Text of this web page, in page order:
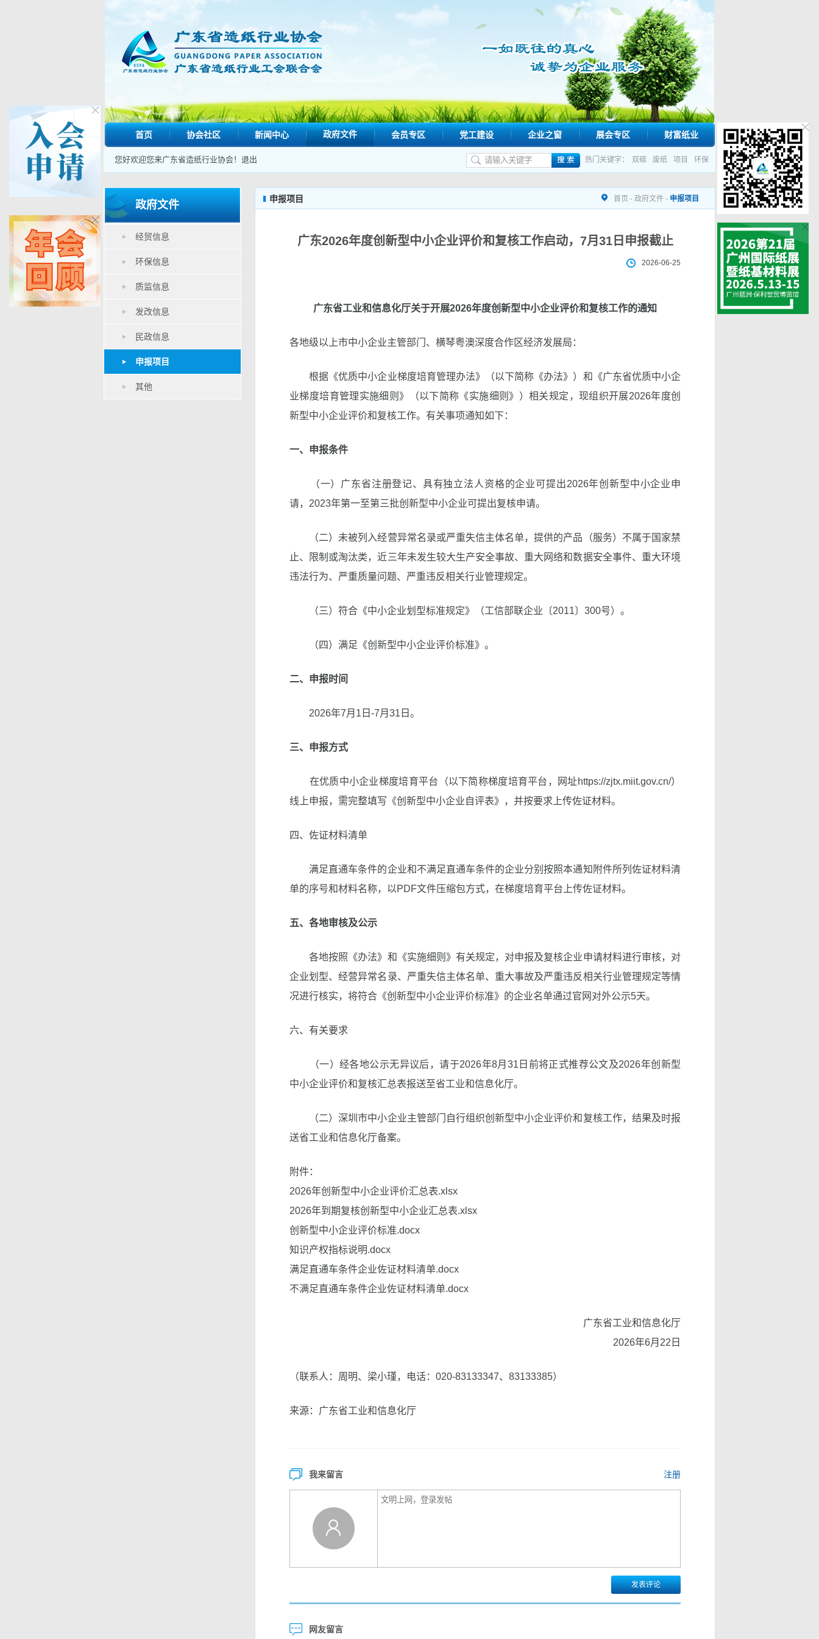
首页 协会社区 新闻中心 政府文件 会员专区 党工建设 企业之窗 展会专区 财富纸业
您好欢迎您来广东省造纸行业协会！ 退出 热门关键字： 双碳 废纸 项目 环保
政府文件
经贸信息
环保信息
质监信息
发改信息
民政信息
申报项目
其他
申报项目 首页 - 政府文件 - 申报项目
广东2026年度创新型中小企业评价和复核工作启动，7月31日申报截止
2026-06-25
广东省工业和信息化厅关于开展2026年度创新型中小企业评价和复核工作的通知
各地级以上市中小企业主管部门、横琴粤澳深度合作区经济发展局：
根据《优质中小企业梯度培育管理办法》（以下简称《办法》）和《广东省优质中小企
业梯度培育管理实施细则》（以下简称《实施细则》）相关规定，现组织开展2026年度创
新型中小企业评价和复核工作。有关事项通知如下：
一、申报条件
（一）广东省注册登记、具有独立法人资格的企业可提出2026年创新型中小企业申
请，2023年第一至第三批创新型中小企业可提出复核申请。
（二）未被列入经营异常名录或严重失信主体名单，提供的产品（服务）不属于国家禁
止、限制或淘汰类，近三年未发生较大生产安全事故、重大网络和数据安全事件、重大环境
违法行为、严重质量问题、严重违反相关行业管理规定。
（三）符合《中小企业划型标准规定》（工信部联企业〔2011〕300号）。
（四）满足《创新型中小企业评价标准》。
二、申报时间
2026年7月1日-7月31日。
三、申报方式
在优质中小企业梯度培育平台（以下简称梯度培育平台，网址https://zjtx.miit.gov.cn/）
线上申报，需完整填写《创新型中小企业自评表》，并按要求上传佐证材料。
四、佐证材料清单
满足直通车条件的企业和不满足直通车条件的企业分别按照本通知附件所列佐证材料清
单的序号和材料名称，以PDF文件压缩包方式，在梯度培育平台上传佐证材料。
五、各地审核及公示
各地按照《办法》和《实施细则》有关规定，对申报及复核企业申请材料进行审核，对
企业划型、经营异常名录、严重失信主体名单、重大事故及严重违反相关行业管理规定等情
况进行核实，将符合《创新型中小企业评价标准》的企业名单通过官网对外公示5天。
六、有关要求
（一）经各地公示无异议后，请于2026年8月31日前将正式推荐公文及2026年创新型
中小企业评价和复核汇总表报送至省工业和信息化厅。
（二）深圳市中小企业主管部门自行组织创新型中小企业评价和复核工作，结果及时报
送省工业和信息化厅备案。
附件：
2026年创新型中小企业评价汇总表.xlsx
2026年到期复核创新型中小企业汇总表.xlsx
创新型中小企业评价标准.docx
知识产权指标说明.docx
满足直通车条件企业佐证材料清单.docx
不满足直通车条件企业佐证材料清单.docx
广东省工业和信息化厅
2026年6月22日
（联系人：周明、梁小瑾，电话：020-83133347、83133385）
来源：广东省工业和信息化厅
我来留言 注册
发表评论
网友留言